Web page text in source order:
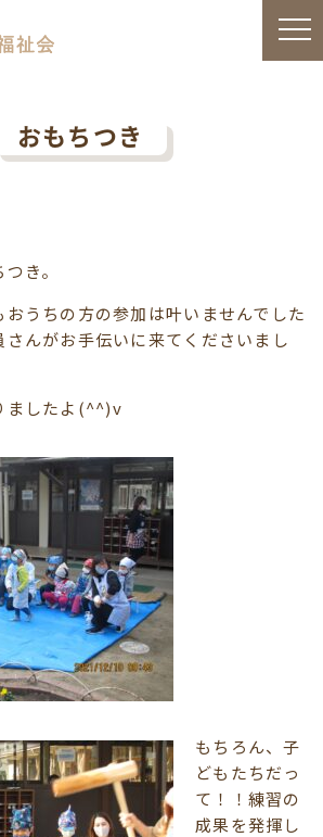
おもちつき
き。
うちの方の参加は叶いませんでした
んがお手伝いに来てくださいまし
ましたよ(^^)v
もちろん、子
どもたちだっ
て！！練習の
成果を発揮し